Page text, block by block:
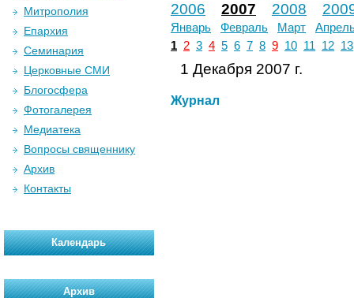
2006
2007 2008
Январь Февраль Март
1 2 3 4 5 6 7 8 9 10 11 12 13
1 Декабря 2007 г.
Журнал
Митрополия
Епархия
Семинария
Церковные СМИ
Блогосфера
Фотогалерея
Медиатека
Вопросы священнику
Архив
Контакты
Календарь
Архив